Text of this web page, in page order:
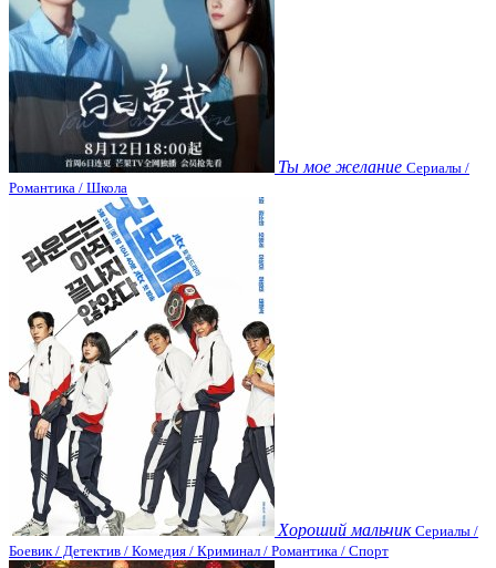
Ты мое желание Сериалы /
Романтика / Школа
Хороший мальчик Сериалы /
Боевик / Детектив / Комедия / Криминал / Романтика / Спорт